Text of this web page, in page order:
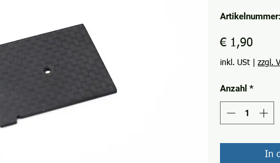
€ 1,90Preis
inkl. USt zzgl.
Anzahl *
In